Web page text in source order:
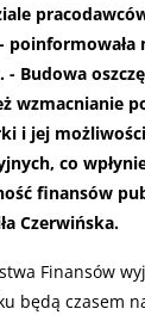
poinformowała
- Budowa
wzmacnianie
i jej
co
finansów
Czerwińska.
Finansów
będą czasem